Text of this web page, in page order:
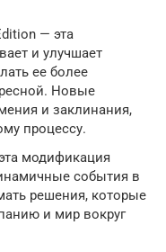
— эта
и улучшает
ее более
Новые
и заклинания,
процессу.
модификация
события в
решения, которые
и мир вокруг